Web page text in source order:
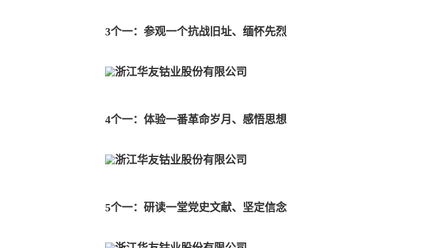
3个一：参观一个抗战旧址、缅怀先烈
4个一：体验一番革命岁月、感悟思想
5个一：研读一堂党史文献、坚定信念